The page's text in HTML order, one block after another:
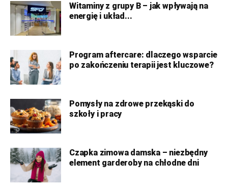
Witaminy z grupy B – jak wpływają na
energię i układ...
Program aftercare: dlaczego wsparcie
po zakończeniu terapii jest kluczowe?
Pomysły na zdrowe przekąski do
szkoły i pracy
Czapka zimowa damska – niezbędny
element garderoby na chłodne dni